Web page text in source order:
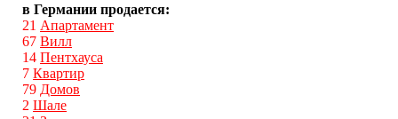
в Германии продается:
21 Апартамент
67 Вилл
14 Пентхауса
7 Квартир
79 Домов
2 Шале